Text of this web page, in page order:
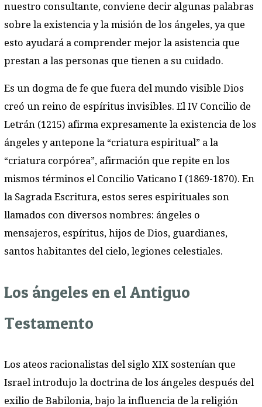
nuestro consultante, conviene decir algunas palabras
sobre la existencia y la misión de los ángeles, ya que
esto ayudará a comprender mejor la asistencia que
prestan a las personas que tienen a su cuidado.
Es un dogma de fe que fuera del mundo visible Dios
creó un reino de espíritus invisibles. El IV Concilio de
Letrán (1215) afirma expresamente la existencia de los
ángeles y antepone la “criatura espiritual” a la
“criatura corpórea”, afirmación que repite en los
mismos términos el Concilio Vaticano I (1869-1870). En
la Sagrada Escritura, estos seres espirituales son
llamados con diversos nombres: ángeles o
mensajeros, espíritus, hijos de Dios, guardianes,
santos habitantes del cielo, legiones celestiales.
Los ángeles en el Antiguo
Testamento
Los ateos racionalistas del siglo XIX sostenían que
Israel introdujo la doctrina de los ángeles después del
exilio de Babilonia, bajo la influencia de la religión